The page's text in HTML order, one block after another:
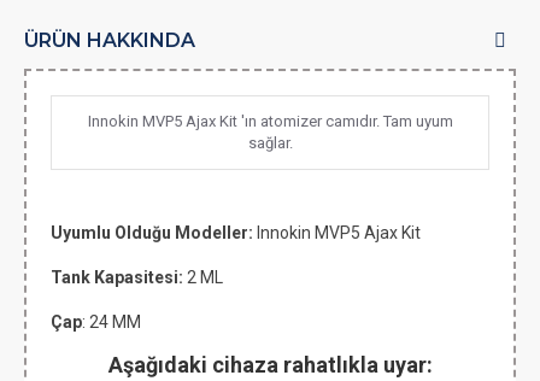
ÜRÜN HAKKINDA
Innokin MVP5 Ajax Kit 'ın atomizer camıdır. Tam uyum
sağlar.
Uyumlu Olduğu Modeller: Innokin MVP5 Ajax Kit
Tank Kapasitesi: 2 ML
Çap: 24 MM
Aşağıdaki cihaza rahatlıkla uyar: